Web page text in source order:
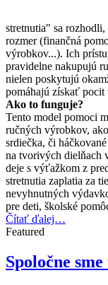
stretnutia" sa
rozmer (finančná
výrobkov...). Ich
pravidelne nakupujú
nielen poskytujú
pomáhajú získať pocit
Ako to funguje?
Tento model pomoci
ručných výrobkov,
srdiečka, či
na tvorivých dielňach
deje s výťažkom z
stretnutia zaplatia za
nevyhnutných
pre deti, školské
Čítať ďalej…
Featured
Spoločne